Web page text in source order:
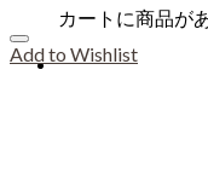
カートに商品が
Add to Wishlist